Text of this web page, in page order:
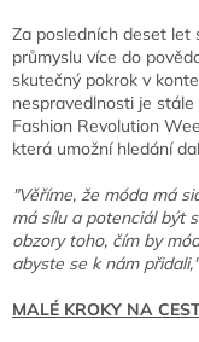
Za posledních deset let
průmyslu více do
skutečný pokrok v
nespravedlnosti je stále
Fashion Revolution
která umožní hledání
"Věříme, že móda má
má sílu a potenciál být
obzory toho, čím by
abyste se k nám přidali,"
MALÉ KROKY NA